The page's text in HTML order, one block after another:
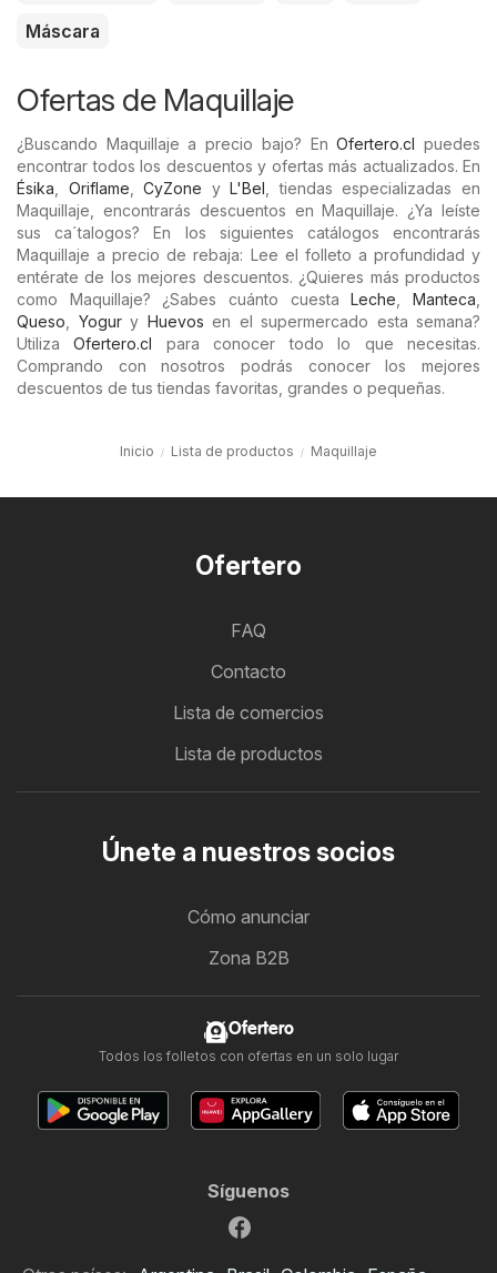
Máscara
Ofertas de Maquillaje
¿Buscando Maquillaje a precio bajo? EnOfertero.cl puedes
encontrar todos los descuentos y ofertas más actualizados. En
Ésika
Oriflame ,CyZone yL'Bel , tiendas especializadas en
Maquillaje, encontrarás descuentos en Maquillaje. ¿Ya leíste
sus ca´talogos? En los siguientes catálogos encontrarás
Maquillaje a precio de rebaja: Lee el folleto a profundidad y
entérate de los mejores descuentos. ¿Quieres más productos
como Maquillaje? ¿Sabes cuánto cuestaLeche ,Manteca
Queso
Yogury Huevos en el supermercado esta semana?
UtilizaOfertero.cl para conocer todo lo que necesitas.
Comprando con nosotros podrás conocer los mejores
descuentos de tus tiendas favoritas, grandes o pequeñas.
Inicio Lista de productos Maquillaje
Ofertero
FAQ
Contacto
Lista de comercios
Lista de productos
Únete a nuestros socios
Cómo anunciar
Zona B2B
Ofertero
Todos los folletos con ofertas en un solo lugar
Síguenos